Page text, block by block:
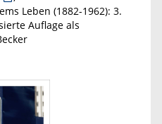
Leben (1882-1962): 3.
Auflage als